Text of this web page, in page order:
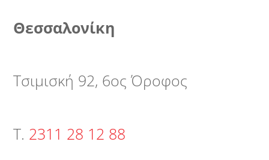
Θεσσαλονίκη
Τσιμισκή 92, 6ος Όροφος
Τ. 2311 28 12 88